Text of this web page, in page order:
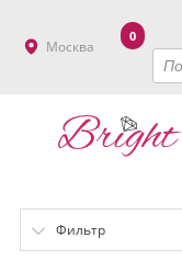
Москва
0
Фильтр